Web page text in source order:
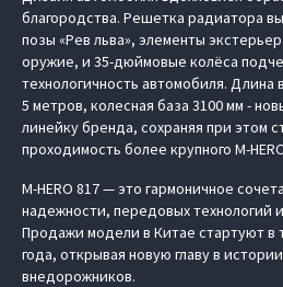
благородства. Решетка радиатора
позы «Рев льва», элементы
оружие, и 35-дюймовые колёса
технологичность автомобиля.
5 метров, колесная база 3100 мм -
линейку бренда, сохраняя при этом
проходимость более крупного
M‑HERO 817 — это гармоничное
надежности, передовых технологий
Продажи модели в Китае стартуют в
года, открывая новую главу в
внедорожников.